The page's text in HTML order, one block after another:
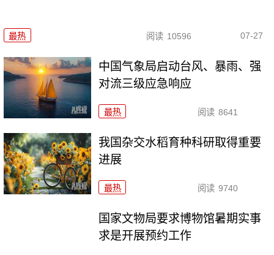
最热 阅读 10596 07-27
中国气象局启动台风、暴雨、强
对流三级应急响应
最热 阅读 8641
我国杂交水稻育种科研取得重要
进展
最热 阅读 9740
国家文物局要求博物馆暑期实事
求是开展预约工作